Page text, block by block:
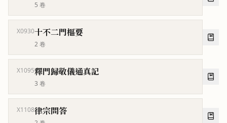
5 卷
X0930十不二門樞要
2卷
X1095釋門歸敬儀通真記
3 卷
X1108律宗問答